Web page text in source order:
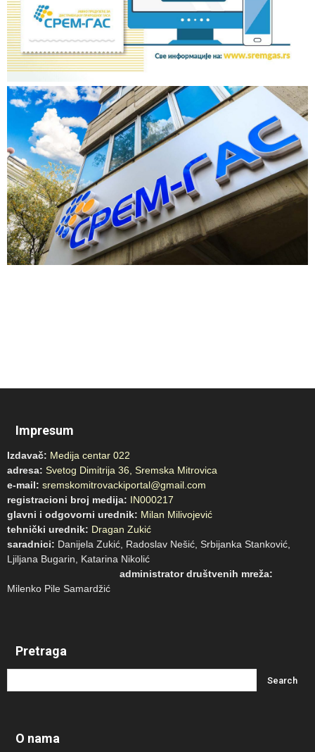
Impresum
Izdavač: Medija centar 022
adresa: Svetog Dimitrija 36, Sremska Mitrovica
e-mail: sremskomitrovackiportal@gmail.com
registracioni broj medija: IN000217
glavni i odgovorni urednik: Milan Milivojević
tehnički urednik: Dragan Zukić
saradnici: Danijela Zukić, Radoslav Nešić, Srbijanka Stanković,
Ljiljana Bugarin, Katarina Nikolić
administrator društvenih mreža:
Milenko Pile Samardžić
Pretraga
O nama